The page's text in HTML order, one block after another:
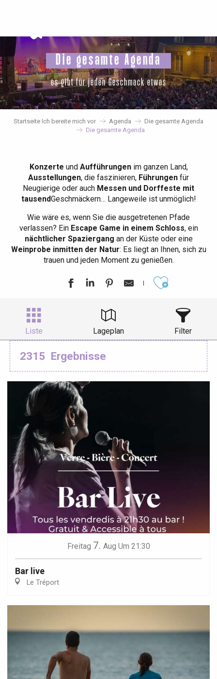
principal
Die gesamte Agenda
es gibt für jeden Geschmack etwas
Startseite Ich bereite mich vor Agenda
Die gesamte Agenda
Die gesamte Agenda
Konzerte und Aufführungenim ganzen Land,
Ausstellungen, die faszinieren, Führungen für
Neugierige oder auch Messen und Dorffeste mit
tausendGeschmäckern… Langeweile ist unmöglich!
Wie wäre es, wenn Sie die ausgetretenen Pfade
verlassen? EinEscape Game in einem Schloss, ein
nächtlicher Spaziergang an der Küste oder eine
Weinprobe inmitten der Natur: Es liegt an Ihnen, sich zu
trauen und jeden Moment zu genießen.
Liste Lageplan Filter
2315 Ergebnisse
Freitag 7. Aug Um 21:30
Bar live
Le Tréport